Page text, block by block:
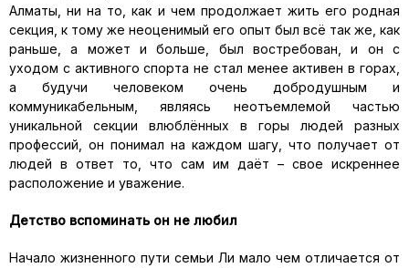
Алматы, ни на то, как и чем продолжает жить его родная
секция, к тому же неоценимый его опыт был всё так же, как
раньше, а может и больше, был востребован, и он с
уходом с активного спорта не стал менее активен в горах,
а будучи человеком очень добродушным и
коммуникабельным, являясь неотъемлемой частью
уникальной секции влюблённых в горы людей разных
профессий, он понимал на каждом шагу, что получает от
людей в ответ то, что сам им даёт – свое искреннее
расположение и уважение.
Детство вспоминать он не любил
Начало жизненного пути семьи Ли мало чем отличается от